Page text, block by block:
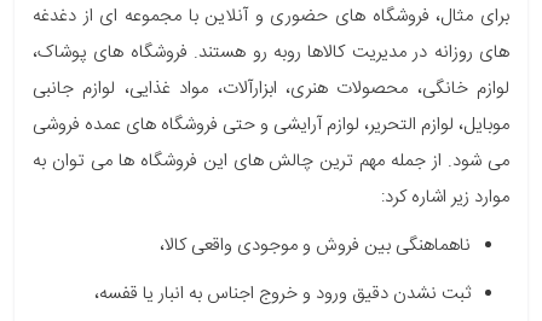
برای مثال، فروشگاه های حضوری و آنلاین با مجموعه ای از دغدغه
های روزانه در مدیریت کالاها روبه رو هستند. فروشگاه های پوشاک،
لوازم خانگی، محصولات هنری، ابزارآلات، مواد غذایی، لوازم جانبی
موبایل، لوازم التحریر، لوازم آرایشی و حتی فروشگاه های عمده فروشی
می شود. از جمله مهم ترین چالش های این فروشگاه ها می توان به
موارد زیر اشاره کرد:
ناهماهنگی بین فروش و موجودی واقعی کالا،
ثبت نشدن دقیق ورود و خروج اجناس به انبار یا قفسه،